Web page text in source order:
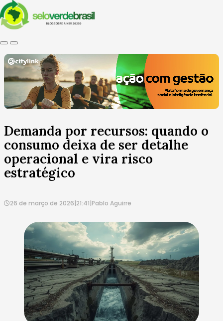
Demanda por recursos: quando o
consumo deixa de ser detalhe
operacional e vira risco
estratégico
26 de março de 2026|21:41|Pablo Aguirre